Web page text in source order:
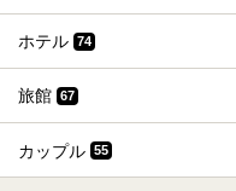
ホテル 74
旅館 67
カップル 55